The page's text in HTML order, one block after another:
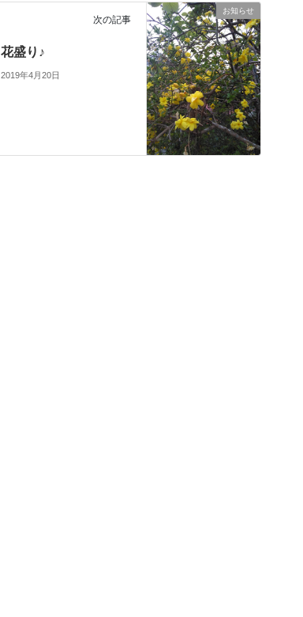
お知らせ
次の記事
花盛り♪
2019年4月20日